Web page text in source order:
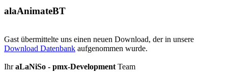
alaAnimateBT
Gast übermittelte uns einen neuen Download, der in unsere
Download Datenbank aufgenommen wurde.
IhraLaNiSo - pmx-DevelopmentTeam